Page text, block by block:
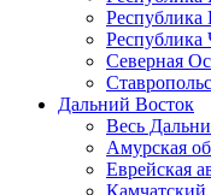
Республика
Республика
Северная
Дальний Восток
Весь
Амурская
Еврейская
Камчатский